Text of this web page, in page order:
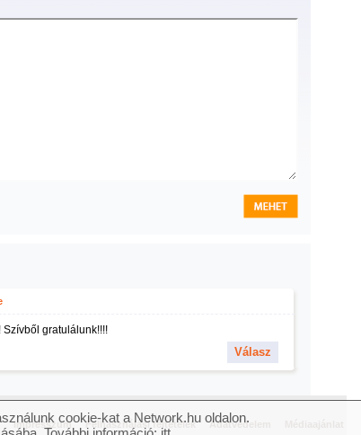
Szívből gratulálunk!!!!
Válasz
Impresszum Felhasználási feltételek Adatvédelem
cookie-kat a Network.hu oldalon.